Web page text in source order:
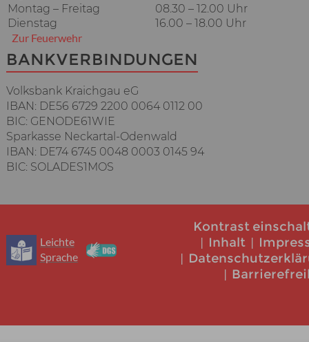
Montag – Freitag
08.30 – 12.00 Uhr
Dienstag
16.00 – 18.00 Uhr
Zur Feuerwehr
BANKVERBINDUNGEN
Volksbank Kraichgau eG
IBAN: DE56 6729 2200 0064 0112 00
BIC: GENODE61WIE
Sparkasse Neckartal-Odenwald
IBAN: DE74 6745 0048 0003 0145 94
BIC: SOLADES1MOS
Leichte
Sprache
Kontrast
Inhalt